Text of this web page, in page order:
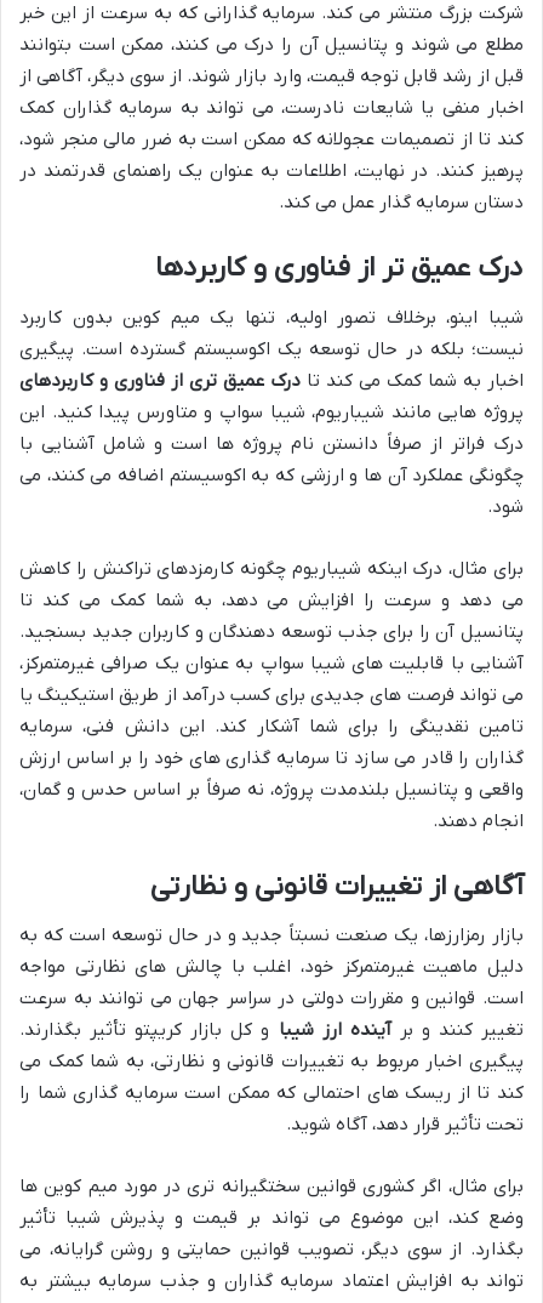
شرکت بزرگ منتشر می کند. سرمایه گذارانی که به سرعت از این خبر
مطلع می شوند و پتانسیل آن را درک می کنند، ممکن است بتوانند
قبل از رشد قابل توجه قیمت، وارد بازار شوند. از سوی دیگر، آگاهی از
اخبار منفی یا شایعات نادرست، می تواند به سرمایه گذاران کمک
کند تا از تصمیمات عجولانه که ممکن است به ضرر مالی منجر شود،
پرهیز کنند. در نهایت، اطلاعات به عنوان یک راهنمای قدرتمند در
دستان سرمایه گذار عمل می کند.
درک عمیق تر از فناوری و کاربردها
شیبا اینو، برخلاف تصور اولیه، تنها یک میم کوین بدون کاربرد
نیست؛ بلکه در حال توسعه یک اکوسیستم گسترده است. پیگیری
اخبار به شما کمک می کند تا درک عمیق تری از فناوری و کاربردهای
پروژه هایی مانند شیباریوم، شیبا سواپ و متاورس پیدا کنید. این
درک فراتر از صرفاً دانستن نام پروژه ها است و شامل آشنایی با
چگونگی عملکرد آن ها و ارزشی که به اکوسیستم اضافه می کنند، می
شود.
برای مثال، درک اینکه شیباریوم چگونه کارمزدهای تراکنش را کاهش
می دهد و سرعت را افزایش می دهد، به شما کمک می کند تا
پتانسیل آن را برای جذب توسعه دهندگان و کاربران جدید بسنجید.
آشنایی با قابلیت های شیبا سواپ به عنوان یک صرافی غیرمتمرکز،
می تواند فرصت های جدیدی برای کسب درآمد از طریق استیکینگ یا
تامین نقدینگی را برای شما آشکار کند. این دانش فنی، سرمایه
گذاران را قادر می سازد تا سرمایه گذاری های خود را بر اساس ارزش
واقعی و پتانسیل بلندمدت پروژه، نه صرفاً بر اساس حدس و گمان،
انجام دهند.
آگاهی از تغییرات قانونی و نظارتی
بازار رمزارزها، یک صنعت نسبتاً جدید و در حال توسعه است که به
دلیل ماهیت غیرمتمرکز خود، اغلب با چالش های نظارتی مواجه
است. قوانین و مقررات دولتی در سراسر جهان می توانند به سرعت
تغییر کنند و برآینده ارز شیبا و کل بازار کریپتو تأثیر بگذارند.
پیگیری اخبار مربوط به تغییرات قانونی و نظارتی، به شما کمک می
کند تا از ریسک های احتمالی که ممکن است سرمایه گذاری شما را
تحت تأثیر قرار دهد، آگاه شوید.
برای مثال، اگر کشوری قوانین سختگیرانه تری در مورد میم کوین ها
وضع کند، این موضوع می تواند بر قیمت و پذیرش شیبا تأثیر
بگذارد. از سوی دیگر، تصویب قوانین حمایتی و روشن گرایانه، می
تواند به افزایش اعتماد سرمایه گذاران و جذب سرمایه بیشتر به